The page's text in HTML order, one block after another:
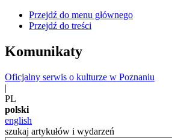
Przejdź do menu głównego
Przejdź do treści
Komunikaty
Oficjalny serwis o kulturze w Poznaniu
|
PL
polski
english
szukaj artykułów i wydarzeń